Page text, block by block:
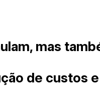
mas
de custos